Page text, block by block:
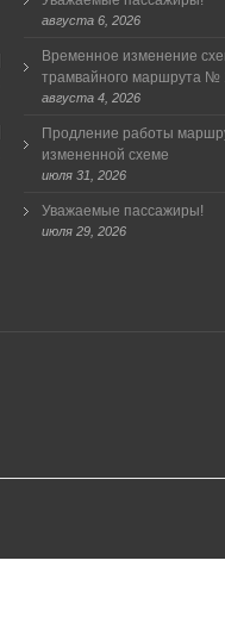
августа 6, 2026
Временное изменение
трамвайного маршрута №
августа 4, 2026
Продление работы
измененной схеме
июля 31, 2026
Уважаемые пассажиры!
июля 29, 2026